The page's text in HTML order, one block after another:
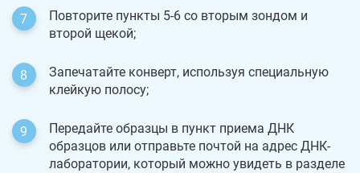
Повторите пункты 5-6 со вторым зондом и
второй щекой;
Запечатайте конверт, используя специальную
клейкую полосу;
Передайте образцы в пункт приема ДНК
образцов или отправьте почтой на адрес ДНК-
лаборатории, который можно увидеть в разделе